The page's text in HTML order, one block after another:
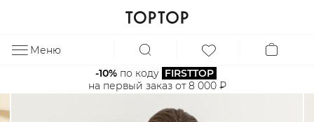
Меню
-10% по коду FIRSTTOP
на первый заказ от 8 000 ₽